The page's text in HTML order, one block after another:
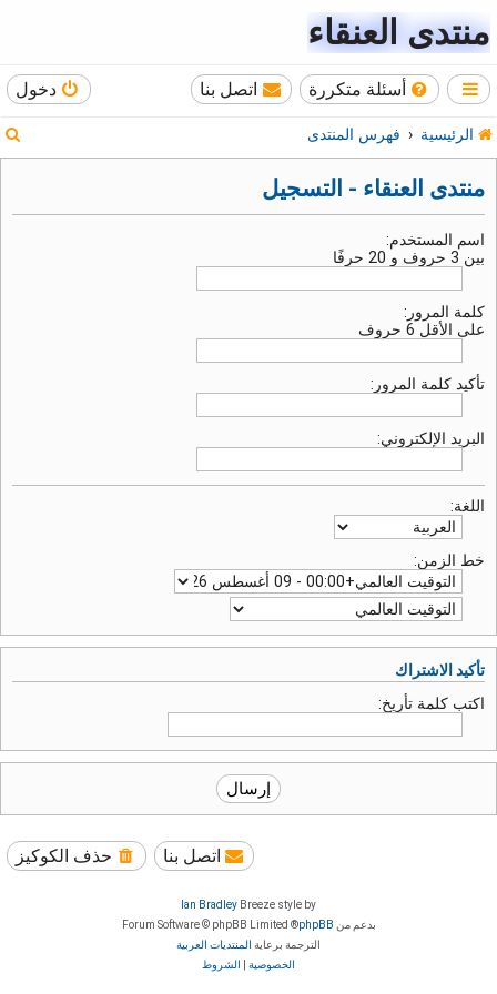
منتدى العنقاء
أسئلة متكررة اتصل بنا دخول
الرئيسية فهرس المنتدى
منتدى العنقاء - التسجيل
اسم المستخدم:
بين 3 حروف و 20 حرفًا
كلمة المرور:
على الأقل 6 حروف
تأكيد كلمة المرور:
البريد الإلكتروني:
اللغة:
خط الزمن:
تأكيد الاشتراك
اكتب كلمة تأريخ:
حذف الكوكيز اتصل بنا
Breeze style by
Ian Bradley
بدعم من phpBB
® Forum Software © phpBB Limited
الترجمة برعاية المنتديات العربية
الخصوصية
الشروط